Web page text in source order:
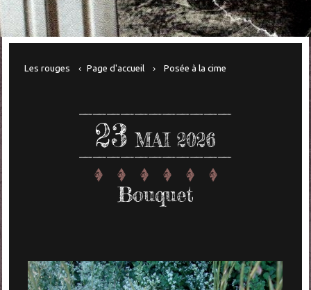
Les rouges Page d'accueil Posée à la cime
23 MAI 2026
Bouquet